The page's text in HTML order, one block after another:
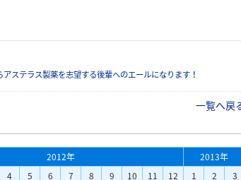
みんなの
28卒 IT
ステラス製薬を志望する後輩へのエールになります！
一覧へ戻
2012年
2013年
4 5 6 7 8 9 10 11 12 1 2
3